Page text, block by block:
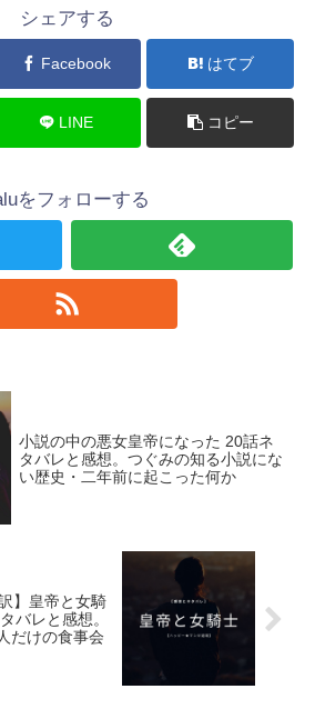
シェアする
Facebook はてブ
LINE コピー
をフォローする
小説の中の悪女皇帝になった 20話ネ
タバレと感想。つぐみの知る小説にな
い歴史・二年前に起こった何か
】皇帝と女騎
バレと感想。
だけの食事会